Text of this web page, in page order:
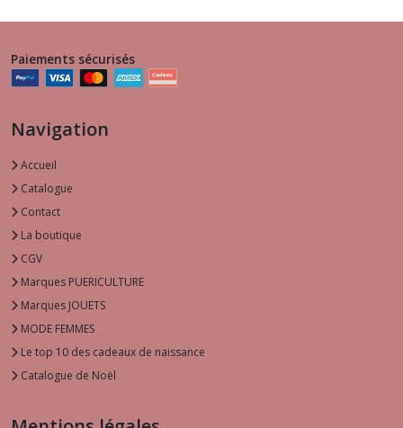
Paiements sécurisés
Navigation
Accueil
Catalogue
Contact
La boutique
CGV
Marques PUERICULTURE
Marques JOUETS
MODE FEMMES
Le top 10 des cadeaux de naissance
Catalogue de Noël